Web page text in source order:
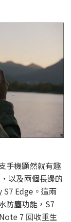
手機顯然就有趣
以及兩個長邊的
S7 Edge。這兩
防塵功能，S7
7 回收重生